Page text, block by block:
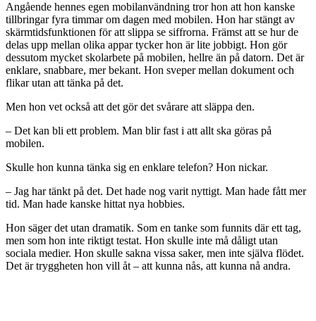
Angående hennes egen mobilanvändning tror hon att hon kanske
tillbringar fyra timmar om dagen med mobilen. Hon har stängt av
skärmtidsfunktionen för att slippa se siffrorna. Främst att se hur de
delas upp mellan olika appar tycker hon är lite jobbigt. Hon gör
dessutom mycket skolarbete på mobilen, hellre än på datorn. Det är
enklare, snabbare, mer bekant. Hon sveper mellan dokument och
flikar utan att tänka på det.
Men hon vet också att det gör det svårare att släppa den.
– Det kan bli ett problem. Man blir fast i att allt ska göras på
mobilen.
Skulle hon kunna tänka sig en enklare telefon? Hon nickar.
– Jag har tänkt på det. Det hade nog varit nyttigt. Man hade fått mer
tid. Man hade kanske hittat nya hobbies.
Hon säger det utan dramatik. Som en tanke som funnits där ett tag,
men som hon inte riktigt testat. Hon skulle inte må dåligt utan
sociala medier. Hon skulle sakna vissa saker, men inte själva flödet.
Det är tryggheten hon vill åt – att kunna nås, att kunna nå andra.